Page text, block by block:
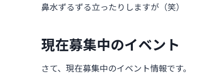
鼻水ずるずる立ったりしますが（笑）
現在募集中のイベント
さて、現在募集中のイベント情報です。